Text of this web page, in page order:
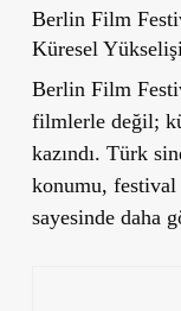
Berlin Film
Küresel Yükselişi
Berlin Film
filmlerle değil;
kazındı. Türk
konumu,
sayesinde daha